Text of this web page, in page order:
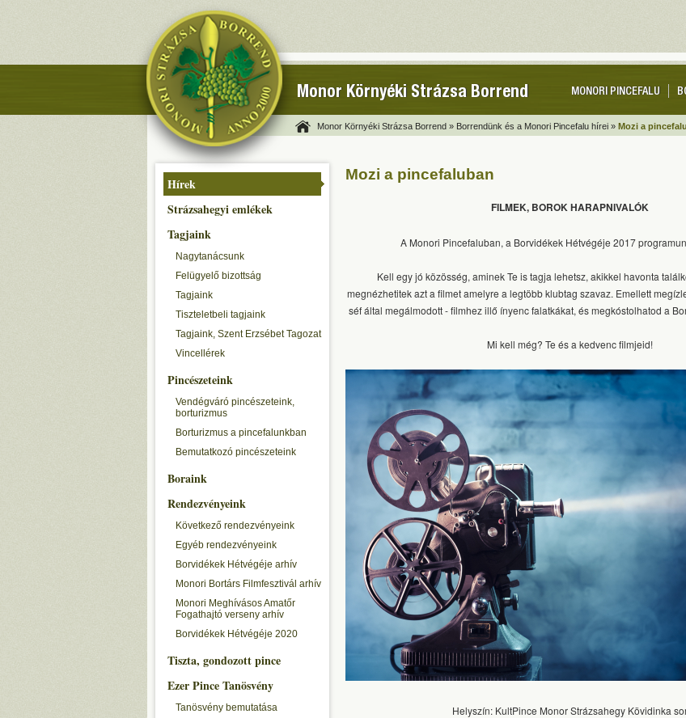
Monor Környéki Strázsa Borrend MONORI PINCEFALU
Monor Környéki Strázsa Borrend » Borrendünk és a Monori Pincefalu hírei » Mozi a
Hírek
Strázsahegyi emlékek
Tagjaink
Nagytanácsunk
Felügyelő bizottság
Tagjaink
Tiszteletbeli tagjaink
Tagjaink, Szent Erzsébet Tagozat
Vincellérek
Pincészeteink
Vendégváró pincészeteink,
borturizmus
Borturizmus a pincefalunkban
Bemutatkozó pincészeteink
Boraink
Rendezvényeink
Következő rendezvényeink
Egyéb rendezvényeink
Borvidékek Hétvégéje arhív
Monori Bortárs Filmfesztivál arhív
Monori Meghívásos Amatőr
Fogathajtó verseny arhív
Borvidékek Hétvégéje 2020
Tiszta, gondozott pince
Ezer Pince Tanösvény
Tanösvény bemutatása
Mozi a pincefaluban
FILMEK, BOROK HARAPNIVALÓK
A Monori Pincefaluban, a Borvidékek Hétvégéje 2017
Kell egy jó közösség, aminek Te is tagja lehetsz, akikkel havonta
megnézhetitek azt a filmet amelyre a legtöbb klubtag szavaz. Emellett
séf által megálmodott - filmhez illő ínyenc falatkákat, és megkóstolhatod a
Mi kell még? Te és a kedvenc filmjeid!
Helyszín: KultPince Monor Strázsahegy Kövidinka